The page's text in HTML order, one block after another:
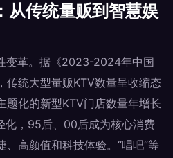
从传统量贩到智慧娱
变革。据《2023-2024年中国
传统大型量贩KTV数量呈收缩态
题化的新型KTV门店数量年增长
化，95后、00后成为核心消费
、高颜值和科技体验。“唱吧”等